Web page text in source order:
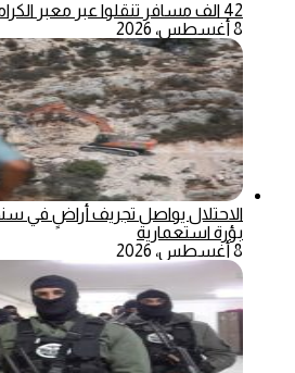
42 الف مسافر تنقلوا عبر معبر الكرامة الأسبوع الماضي
8 أغسطس، 2026
الاحتلال يواصل تجريف أراضٍ في
بؤرة استعمارية
8 أغسطس، 2026